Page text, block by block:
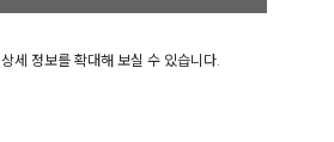
상세 정보를 확대해 보실 수 있습니다.